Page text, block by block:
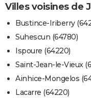
Villes voisines de
Bustince-Iriberry
Suhescun (64780)
Ispoure (64220)
Saint-Jean-le-Vieux
Ainhice-Mongelos
Lacarre (64220)